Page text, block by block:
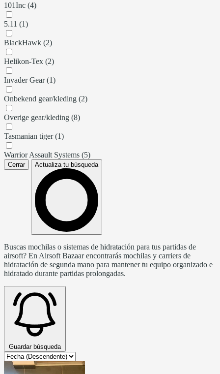
101Inc (4)
5.11 (1)
BlackHawk (2)
Helikon-Tex (2)
Invader Gear (1)
Onbekend gear/kleding (2)
Overige gear/kleding (8)
Tasmanian tiger (1)
Warrior Assault Systems (5)
Cerrar Actualiza tu búsqueda
Buscas mochilas o sistemas de hidratación para tus partidas de
airsoft? En Airsoft Bazaar encontrarás mochilas y carriers de
hidratación de segunda mano para mantener tu equipo organizado e
hidratado durante partidas prolongadas.
Guardar búsqueda